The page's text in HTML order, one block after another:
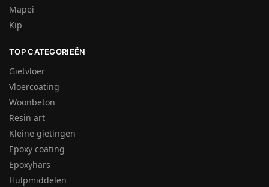
Mapei
Kip
TOP CATEGORIEËN
Gietvloer
Vloercoating
Woonbeton
Resin art
Kleine gietingen
Epoxy coating
Epoxyhars
Hulpmiddelen